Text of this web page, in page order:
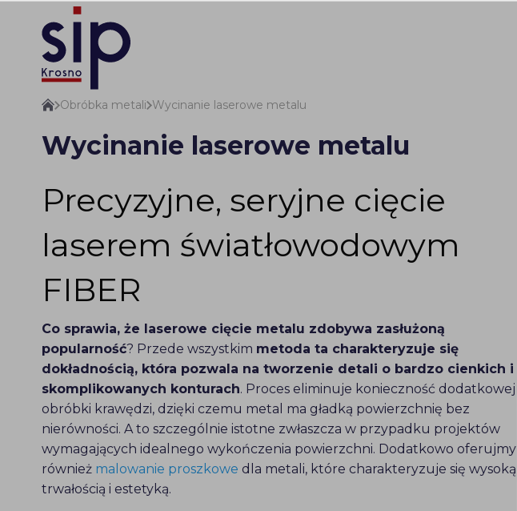
Obróbka metali Wycinanie laserowe metalu
Wycinanie laserowe metalu
Precyzyjne, seryjne cięcie
laserem światłowodowym
FIBER
Co sprawia, że laserowe cięcie metalu zdobywa zasłużoną
popularność? Przede wszystkim metoda ta charakteryzuje się
dokładnością, która pozwala na tworzenie detali o bardzo cienkich i
skomplikowanych konturach. Proces eliminuje konieczność dodatkowej
obróbki krawędzi, dzięki czemu metal ma gładką powierzchnię bez
nierówności. A to szczególnie istotne zwłaszcza w przypadku projektów
wymagających idealnego wykończenia powierzchni. Dodatkowo oferujmy
również malowanie proszkowe dla metali, które charakteryzuje się wysoką
trwałością i estetyką.